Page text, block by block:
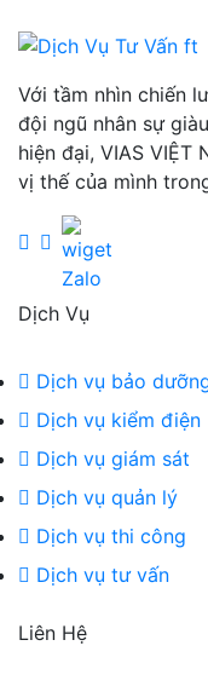
Với tầm nhìn chiến
đội ngũ nhân sự
hiện đại, VIAS
vị thế của mình
Dịch Vụ
Dịch vụ bảo
Dịch vụ kiểm điện
Dịch vụ giám sát
Dịch vụ quản lý
Dịch vụ thi công
Dịch vụ tư vấn
Liên Hệ